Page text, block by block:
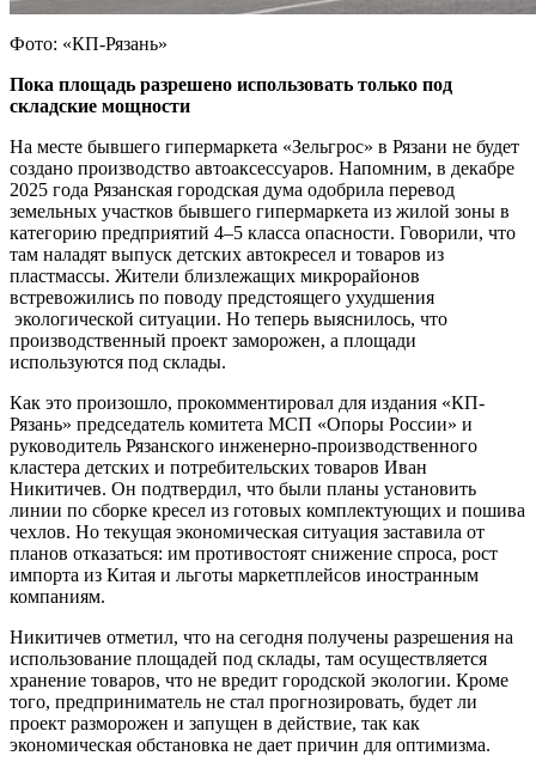
Фото: «КП-Рязань»
Пока площадь разрешено использовать только под
складские мощности
На месте бывшего гипермаркета «Зельгрос» в Рязани не будет
создано производство автоаксессуаров. Напомним, в декабре
2025 года Рязанская городская дума одобрила перевод
земельных участков бывшего гипермаркета из жилой зоны в
категорию предприятий 4–5 класса опасности. Говорили, что
там наладят выпуск детских автокресел и товаров из
пластмассы. Жители близлежащих микрорайонов
встревожились по поводу предстоящего ухудшения
экологической ситуации. Но теперь выяснилось, что
производственный проект заморожен, а площади
используются под склады.
Как это произошло, прокомментировал для издания «КП-
Рязань» председатель комитета МСП «Опоры России» и
руководитель Рязанского инженерно-производственного
кластера детских и потребительских товаров Иван
Никитичев. Он подтвердил, что были планы установить
линии по сборке кресел из готовых комплектующих и пошива
чехлов. Но текущая экономическая ситуация заставила от
планов отказаться: им противостоят снижение спроса, рост
импорта из Китая и льготы маркетплейсов иностранным
компаниям.
Никитичев отметил, что на сегодня получены разрешения на
использование площадей под склады, там осуществляется
хранение товаров, что не вредит городской экологии. Кроме
того, предприниматель не стал прогнозировать, будет ли
проект разморожен и запущен в действие, так как
экономическая обстановка не дает причин для оптимизма.